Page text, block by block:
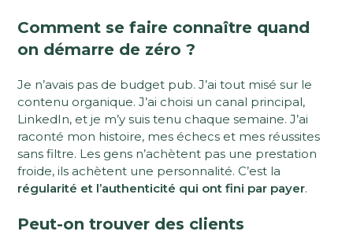
Comment se faire connaître quand
on démarre de zéro ?
Je n’avais pas de budget pub. J’ai tout misé sur le
contenu organique. J’ai choisi un canal principal,
LinkedIn, et je m’y suis tenu chaque semaine. J’ai
raconté mon histoire, mes échecs et mes réussites
sans filtre. Les gens n’achètent pas une prestation
froide, ils achètent une personnalité. C’est la
régularité et l’authenticité qui ont fini par payer.
Peut-on trouver des clients